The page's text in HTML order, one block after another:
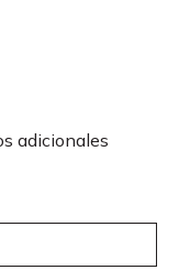
adicionales